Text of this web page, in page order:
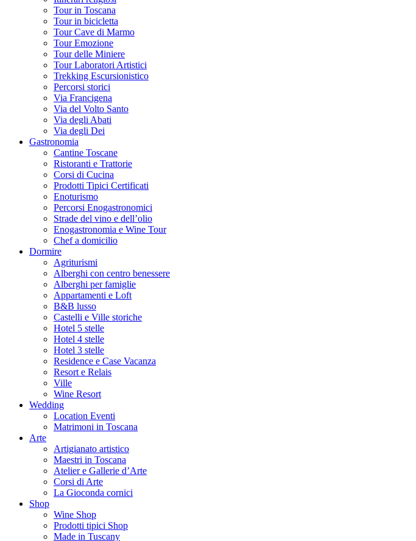
Tour in Toscana
Tour in bicicletta
Tour Cave di Marmo
Tour Emozione
Tour delle Miniere
Tour Laboratori Artistici
Trekking Escursionistico
Percorsi storici
Via Francigena
Via del Volto Santo
Via degli Abati
Via degli Dei
Gastronomia
Cantine Toscane
Ristoranti e Trattorie
Corsi di Cucina
Prodotti Tipici Certificati
Enoturismo
Percorsi Enogastronomici
Strade del vino e dell’olio
Enogastronomia e Wine Tour
Chef a domicilio
Dormire
Agriturismi
Alberghi con centro benessere
Alberghi per famiglie
Appartamenti e Loft
B&B lusso
Castelli e Ville storiche
Hotel 5 stelle
Hotel 4 stelle
Hotel 3 stelle
Residence e Case Vacanza
Resort e Relais
Ville
Wine Resort
Wedding
Location Eventi
Matrimoni in Toscana
Arte
Artigianato artistico
Maestri in Toscana
Atelier e Gallerie d’Arte
Corsi di Arte
La Gioconda cornici
Shop
Wine Shop
Prodotti tipici Shop
Made in Tuscany